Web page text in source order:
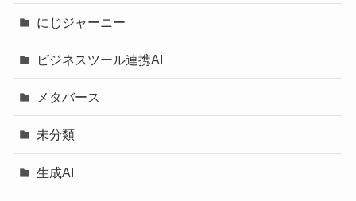
にじジャーニー
ビジネスツール連携AI
メタバース
未分類
生成AI